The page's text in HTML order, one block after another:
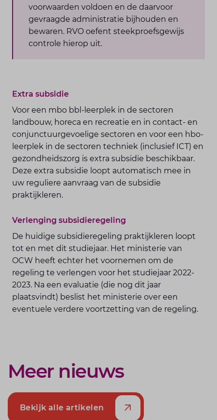
voorwaarden voldoen en de daarvoor
gevraagde administratie bijhouden en
bewaren. RVO oefent steekproefsgewijs
controle hierop uit.
Extra subsidie
Voor een mbo bbl-leerplek in de sectoren
landbouw, horeca en recreatie en in contact- en
conjunctuurgevoelige sectoren en voor een hbo-
leerplek in de sectoren techniek (inclusief ICT) en
gezondheidszorg is extra subsidie beschikbaar.
Deze extra subsidie loopt automatisch mee in
uw reguliere aanvraag van de subsidie
praktijkleren.
Verlenging subsidieregeling
De huidige subsidieregeling praktijkleren loopt
tot en met dit studiejaar. Het ministerie van
OCW heeft echter het voornemen om de
regeling te verlengen voor het studiejaar 2022-
2023. Na een evaluatie (die nog dit jaar
plaatsvindt) beslist het ministerie over een
eventuele verdere voortzetting van de regeling.
Meer nieuws
Bekijk alle artikelen